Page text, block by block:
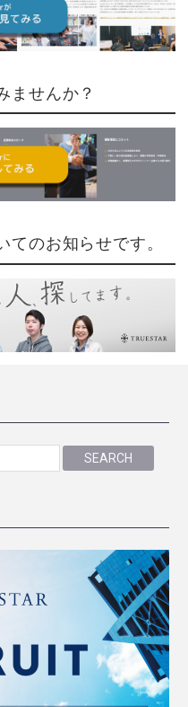
ませんか？
てのお知らせです。
SEARCH